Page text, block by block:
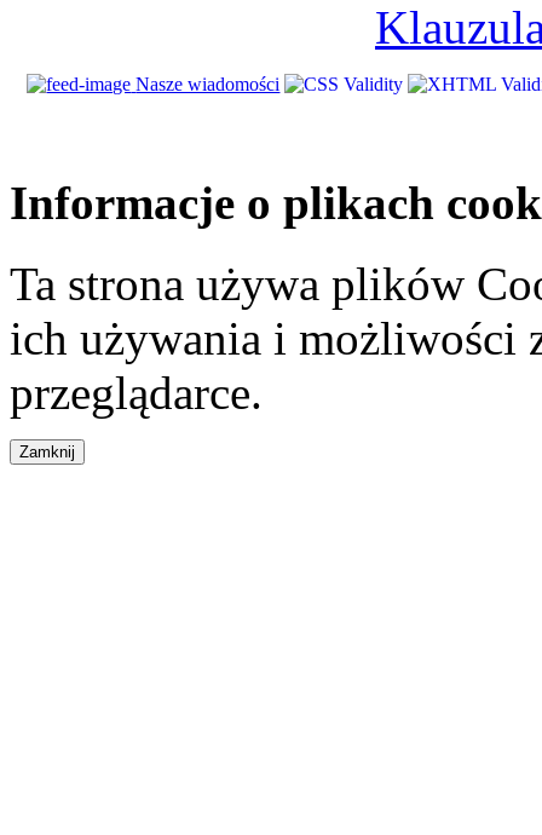
Nasze wiadomości
Informacje o plikach
Ta strona używa plików
ich używania i możliwości
przeglądarce.